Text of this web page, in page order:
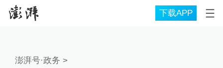
下载APP
澎湃号·政务 >